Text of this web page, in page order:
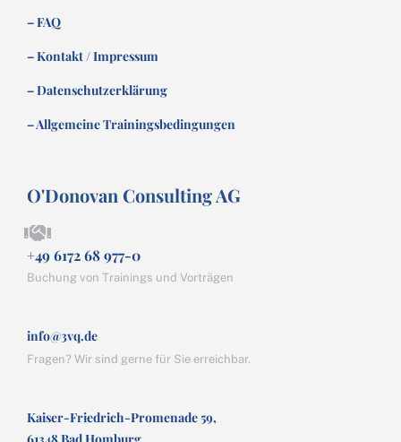
– FAQ
– Kontakt / Impressum
– Datenschutzerklärung
– Allgemeine Trainingsbedingungen
O'Donovan Consulting AG
+49 6172 68 977-0
Buchung von Trainings und Vorträgen
info@3vq.de
Fragen? Wir sind gerne für Sie erreichbar.
Kaiser-Friedrich-Promenade 59,